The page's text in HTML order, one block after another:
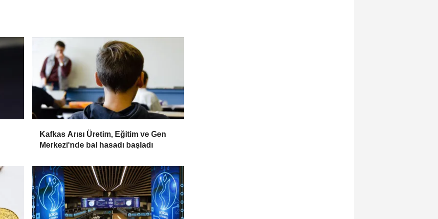
Kafkas Arısı Üretim, Eğitim ve Gen
Merkezi'nde bal hasadı başladı